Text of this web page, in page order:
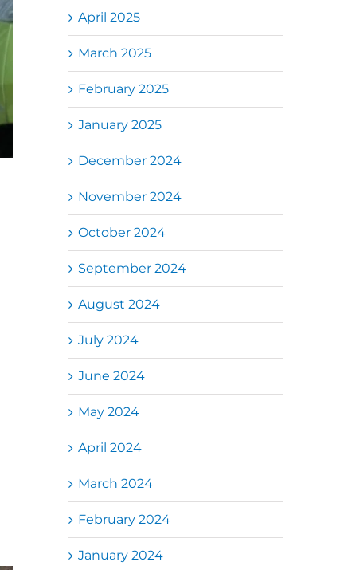
April 2025
March 2025
February 2025
January 2025
December 2024
November 2024
October 2024
September 2024
August 2024
July 2024
June 2024
May 2024
April 2024
March 2024
February 2024
January 2024